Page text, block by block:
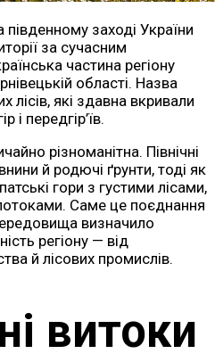
заході України
за сучасним
частина регіону
області. Назва
лісів, які здавна вкривали
і передгір’їв.
різноманітна. Північні
й родючі ґрунти, тоді як
гори з густими лісами,
Саме це поєднання
визначило
регіону — від
й лісових промислів.
витоки